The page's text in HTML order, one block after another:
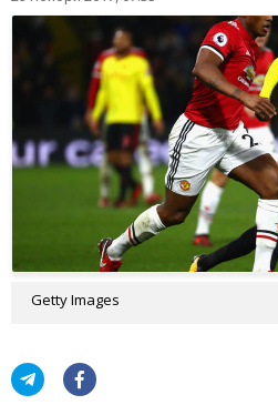
Getty Images